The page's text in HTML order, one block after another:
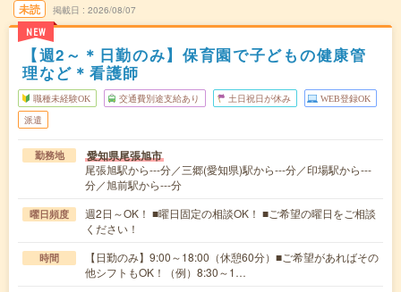
未読
NEW
掲載日 2026/08/07
【週2～＊日勤のみ】保育園で子どもの健康管
理など＊看護師
職種未経験OK 交通費別途支給あり 土日祝日が休み WEB登録OK
派遣
勤務地 愛知県尾張旭市
尾張旭駅から---分／三郷(愛知県)駅から---分／印場駅から---
分／旭前駅から---分
曜日頻度
週2日～OK！ ■曜日固定の相談OK！ ■ご希望の曜日をご相談
ください！
時間
【日勤のみ】9:00～18:00（休憩60分）■ご希望があればその
他シフトもOK！（例）8:30～1…